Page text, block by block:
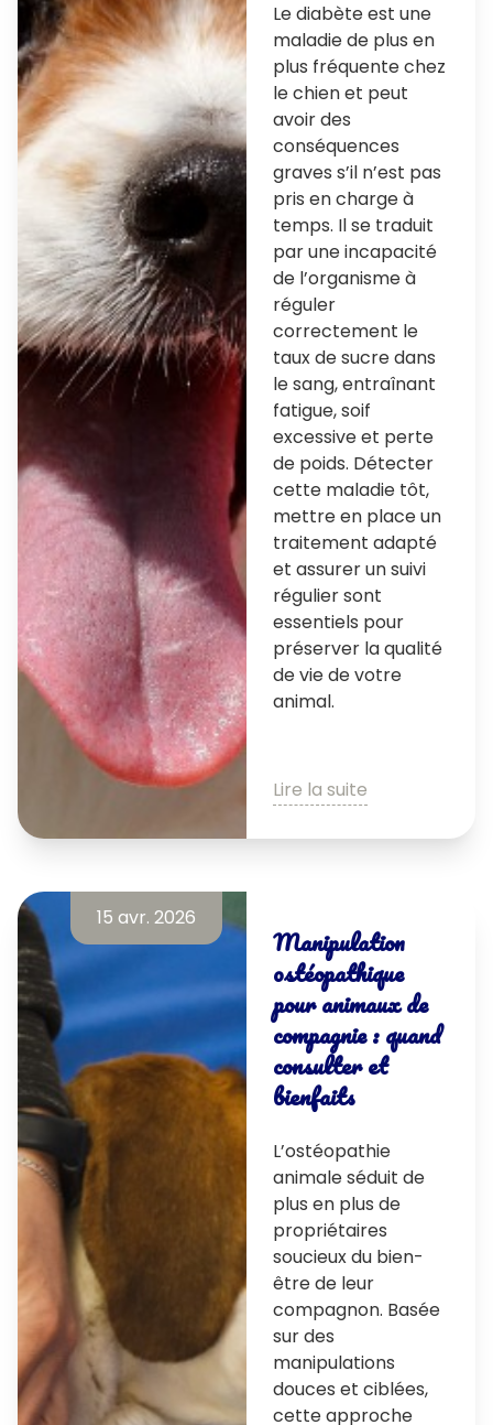
Le diabète est une
maladie de plus en
plus fréquente chez
le chien et peut
avoir des
conséquences
graves s’il n’est pas
pris en charge à
temps. Il se traduit
par une incapacité
de l’organisme à
réguler
correctement le
taux de sucre dans
le sang, entraînant
fatigue, soif
excessive et perte
de poids. Détecter
cette maladie tôt,
mettre en place un
traitement adapté
et assurer un suivi
régulier sont
essentiels pour
préserver la qualité
de vie de votre
animal.
Lire la suite
15 avr. 2026
Manipulation
ostéopathique
pour animaux de
compagnie : quand
consulter et
bienfaits
L’ostéopathie
animale séduit de
plus en plus de
propriétaires
soucieux du bien-
être de leur
compagnon. Basée
sur des
manipulations
douces et ciblées,
cette approche